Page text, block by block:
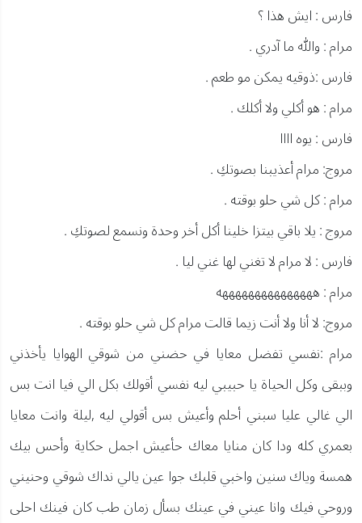
فارس : ايش هذا ؟
مرام : والله ما آدري .
فارس :ذوقيه يمكن مو طعم .
مرام : هو أكلي ولا أكلك .
فارس : يوه اااا
مروج: مرام أعذيبنا بصوتكِ .
مرام : كل شي حلو بوقته .
مروج : يلا باقي بيتزا خلينا أكل أخر وحدة ونسمع لصوتكِ .
فارس : لا مرام لا تغني لها غني ليا .
مرام : هههههههههههههههه
مروج: لا أنا ولا أنت زيما قالت مرام كل شي حلو بوقته .
مرام :نفسي تفضل معايا في حضني من شوقي الهوايا يأخذني
وببقى وكل الحياة يا حبيبي ليه نفسي أقولك بكل الي فيا انت بس
الي غالي عليا سبني أحلم وأعيش بس أقولي ليه ,ليلة وانت معايا
بعمري كله ودا كان منايا معاك حأعيش اجمل حكاية وأحس بيك
همسة وياك سنين واخبي قلبك جوا عين يالي نداك شوقي وحنيني
وروحي فيك وانا عيني في عينك بسأل زمان طب كان فينك احلى